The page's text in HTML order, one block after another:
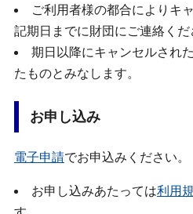
ご利用者様の都合によりキ
記期日までに財団にご連絡くだ
期日以降にキャンセルされ
たものとみなします。
お申し込み
電子申請でお申込みください。
お申し込みあたっては利用